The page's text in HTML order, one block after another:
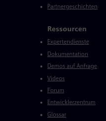
Partnergeschichten
Ressourcen
Expertendienste
Dokumentation
Demos auf Anfrage
Videos
Forum
Entwicklerzentrum
Glossar